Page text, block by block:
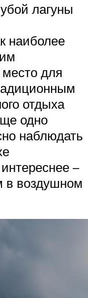
лагуны
наиболее
для
отдыха
одно
наблюдать
–
в воздушном